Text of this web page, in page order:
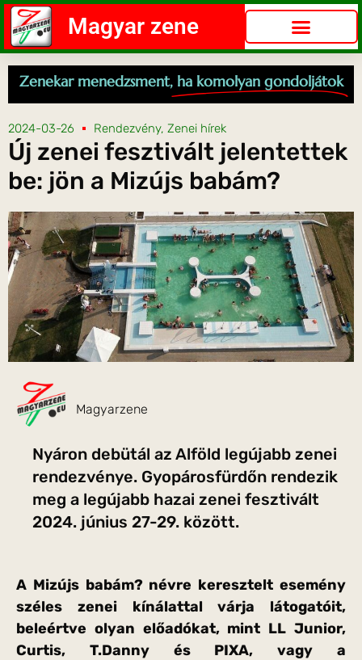
Magyar zene
Zenekar menedzsment, ha komolyan gondoljátok
2024-03-26 Rendezvény, Zenei hírek
Új zenei fesztivált jelentettek
be: jön a Mizújs babám?
Magyarzene
Nyáron debütál az Alföld legújabb zenei
rendezvénye. Gyopárosfürdőn rendezik
meg a legújabb hazai zenei fesztivált
2024. június 27-29. között.
A Mizújs babám? névre keresztelt esemény
széles zenei kínálattal várja látogatóit,
beleértve olyan előadókat, mint LL Junior,
Curtis, T.Danny és PIXA, vagy a